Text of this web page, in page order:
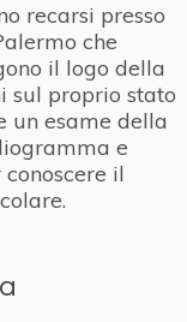
recarsi presso
che
il logo della
sul proprio stato
un esame della
e
il